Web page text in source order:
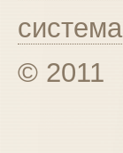
© 2011